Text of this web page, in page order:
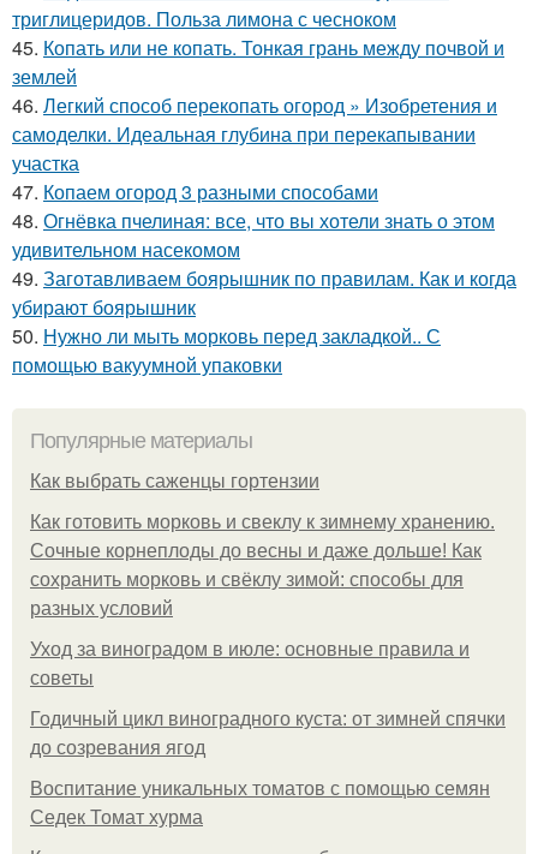
триглицеридов. Польза лимона с чесноком
45. Копать или не копать. Тонкая грань между почвой и
землей
46. Легкий способ перекопать огород » Изобретения и
самоделки. Идеальная глубина при перекапывании
участка
47. Копаем огород 3 разными способами
48. Огнёвка пчелиная: все, что вы хотели знать о этом
удивительном насекомом
49. Заготавливаем боярышник по правилам. Как и когда
убирают боярышник
50. Нужно ли мыть морковь перед закладкой.. С
помощью вакуумной упаковки
Популярные материалы
Как выбрать саженцы гортензии
Как готовить морковь и свеклу к зимнему хранению.
Сочные корнеплоды до весны и даже дольше! Как
сохранить морковь и свёклу зимой: способы для
разных условий
Уход за виноградом в июле: основные правила и
советы
Годичный цикл виноградного куста: от зимней спячки
до созревания ягод
Воспитание уникальных томатов с помощью семян
Седек Томат хурма